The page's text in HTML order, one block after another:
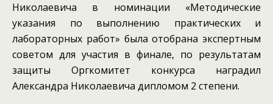
Николаевича в номинации «Методические
указания по выполнению практических и
лабораторных работ» была отобрана экспертным
советом для участия в финале, по результатам
защиты Оргкомитет конкурса наградил
Александра Николаевича дипломом 2 степени.